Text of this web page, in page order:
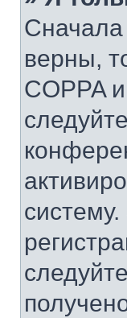
Сначала
верны,
COPPA